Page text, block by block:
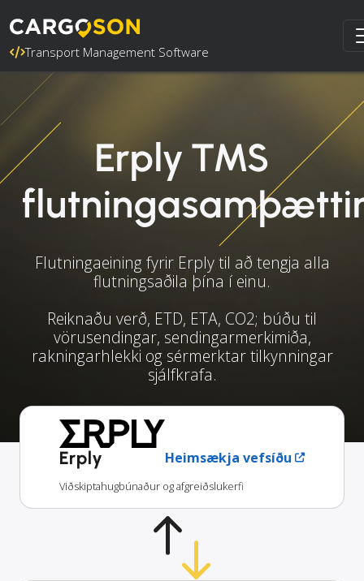
Transport Management Software
Erply TMS
Flutningaeining fyrir Erply til að tengja alla
flutningsaðila þína í einu.
Reiknaðu verð, ETD, ETA, CO2; búðu til
vörusendingar, sendingarmerkimiða,
rakningarhlekki og sérmerktar tilkynningar
sjálfkrafa.
Erply Heimsækja vefsíðu
Viðskiptahugbúnaður og afgreiðslukerfi